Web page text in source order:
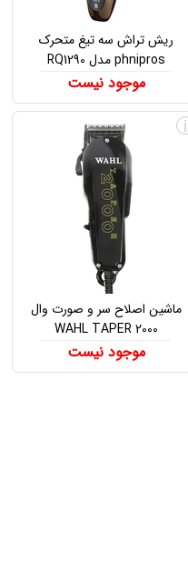
ریش تراش سه تیغ متحرک
phnipros مدل RQ1290
موجود نیست
ماشین اصلاح سر و صورت وال
WAHL TAPER 2000
موجود نیست
i